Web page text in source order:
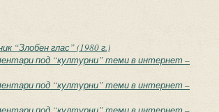
“Злобен глас” (1980 г.)
под “културни” теми в интернет –
под “културни” теми в интернет –